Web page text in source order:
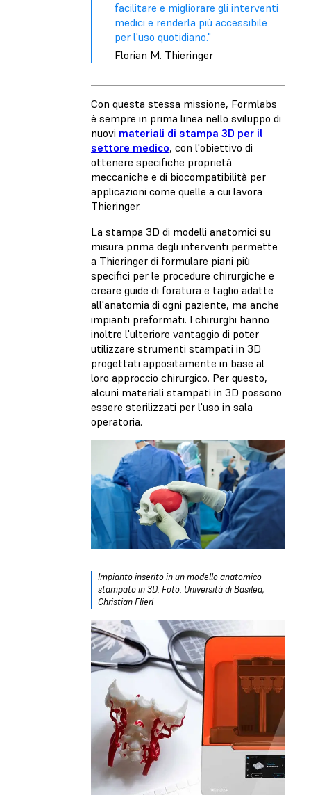
facilitare e migliorare gli interventi
medici e renderla più accessibile
per l'uso quotidiano."
Florian M. Thieringer
Con questa stessa missione, Formlabs
è sempre in prima linea nello sviluppo di
nuovi materiali di stampa 3D per il
settore medico, con l'obiettivo di
ottenere specifiche proprietà
meccaniche e di biocompatibilità per
applicazioni come quelle a cui lavora
Thieringer.
La stampa 3D di modelli anatomici su
misura prima degli interventi permette
a Thieringer di formulare piani più
specifici per le procedure chirurgiche e
creare guide di foratura e taglio adatte
all'anatomia di ogni paziente, ma anche
impianti preformati. I chirurghi hanno
inoltre l'ulteriore vantaggio di poter
utilizzare strumenti stampati in 3D
progettati appositamente in base al
loro approccio chirurgico. Per questo,
alcuni materiali stampati in 3D possono
essere sterilizzati per l'uso in sala
operatoria.
Impianto inserito in un modello anatomico
stampato in 3D. Foto: Università di Basilea,
Christian Flierl